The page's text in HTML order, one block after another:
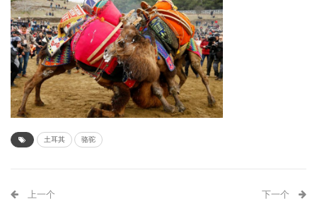
土耳其 骆驼
上一个 下一个